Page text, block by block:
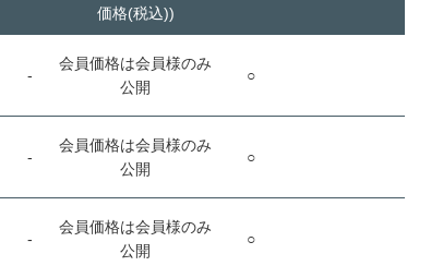
価格(税込))
-
会員価格は会員様のみ
公開
○
-
会員価格は会員様のみ
公開
○
-
会員価格は会員様のみ
公開
○